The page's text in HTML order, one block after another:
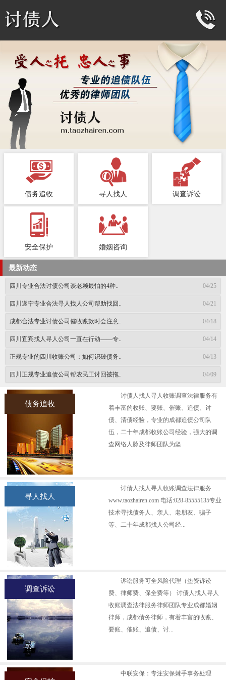
债务追收 寻人找人 调查诉讼
安全保护 婚姻咨询
最新动态
四川专业合法讨债公司谈老赖最怕的4种.. 04/25
四川遂宁专业合法寻人找人公司帮助找回.. 04/21
成都合法专业讨债公司催收账款时会注意.. 04/18
四川宜宾找人寻人公司一直在行动——专.. 04/14
正规专业的四川收账公司：如何识破债务.. 04/13
四川正规专业追债公司帮农民工讨回被拖.. 04/09
债务追收
讨债人找人寻人收账调查法律服务有
着丰富的收账、要账、催账、追债、讨
债、清债经验，专业的成都追债公司队
伍，二十年成都收账公司经验，强大的调
查网络人脉及律师团队为坚...
寻人找人
讨债人找人寻人收账调查法律服务
www.taozhairen.com 电话:028-85555135专业
技术寻找债务人、亲人、老朋友、骗子
等、二十年成都找人公司经...
调查诉讼
诉讼服务可全风险代理（垫资诉讼
费、律师费、保全费等） 讨债人找人寻人
收账调查法律服务律师团队专业成都婚姻
律师，成都债务律师，有着丰富的收账、
要账、催账、追债、讨...
中联安保：专注安保棘手事务处理